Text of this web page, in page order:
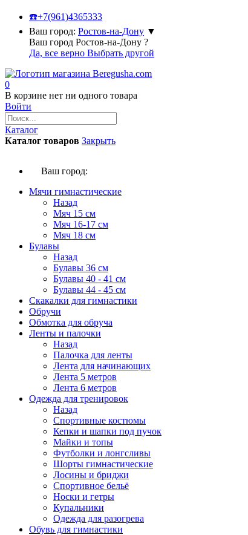
☎️+7(961)4365333
Ваш город: Ростов-на-Дону ▼
Ваш город Ростов-на-Дону ?
Да, все верно Выбрать другой
0
В корзине нет ни одного товара
Войти
Каталог
Каталог товаров Закрыть
Ваш город:
Мячи гимнастические
Назад
Мяч 15 см
Мяч 16-17 см
Мяч 18 см
Булавы
Назад
Булавы 36 см
Булавы 40 - 41 см
Булавы 44 - 45 см
Скакалки для гимнастики
Обручи
Обмотка для обруча
Ленты и палочки
Назад
Палочка для ленты
Лента для начинающих
Лента 5 метров
Лента 6 метров
Одежда для тренировок
Назад
Спортивные костюмы
Кепки и шапки под пучок
Майки и топы
Футболки и лонгсливы
Шорты гимнастические
Лосины и бриджи
Спортивное бельё
Носки и гетры
Купальники
Одежда для разогрева
Обувь для гимнастики